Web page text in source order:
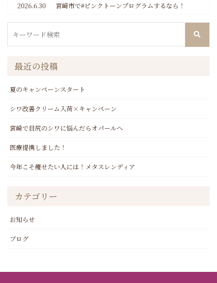
2026.6.30
宮崎市で#ピンクトーンプログラムするなら！
最近の投稿
夏のキャンペーンスタート
シワ改善クリーム入荷×キャンペーン
宮崎で目尻のシワに悩んだらオパールへ
医療提携しました！
今年こそ痩せたい人には！メタスレンディア
カテゴリー
お知らせ
ブログ